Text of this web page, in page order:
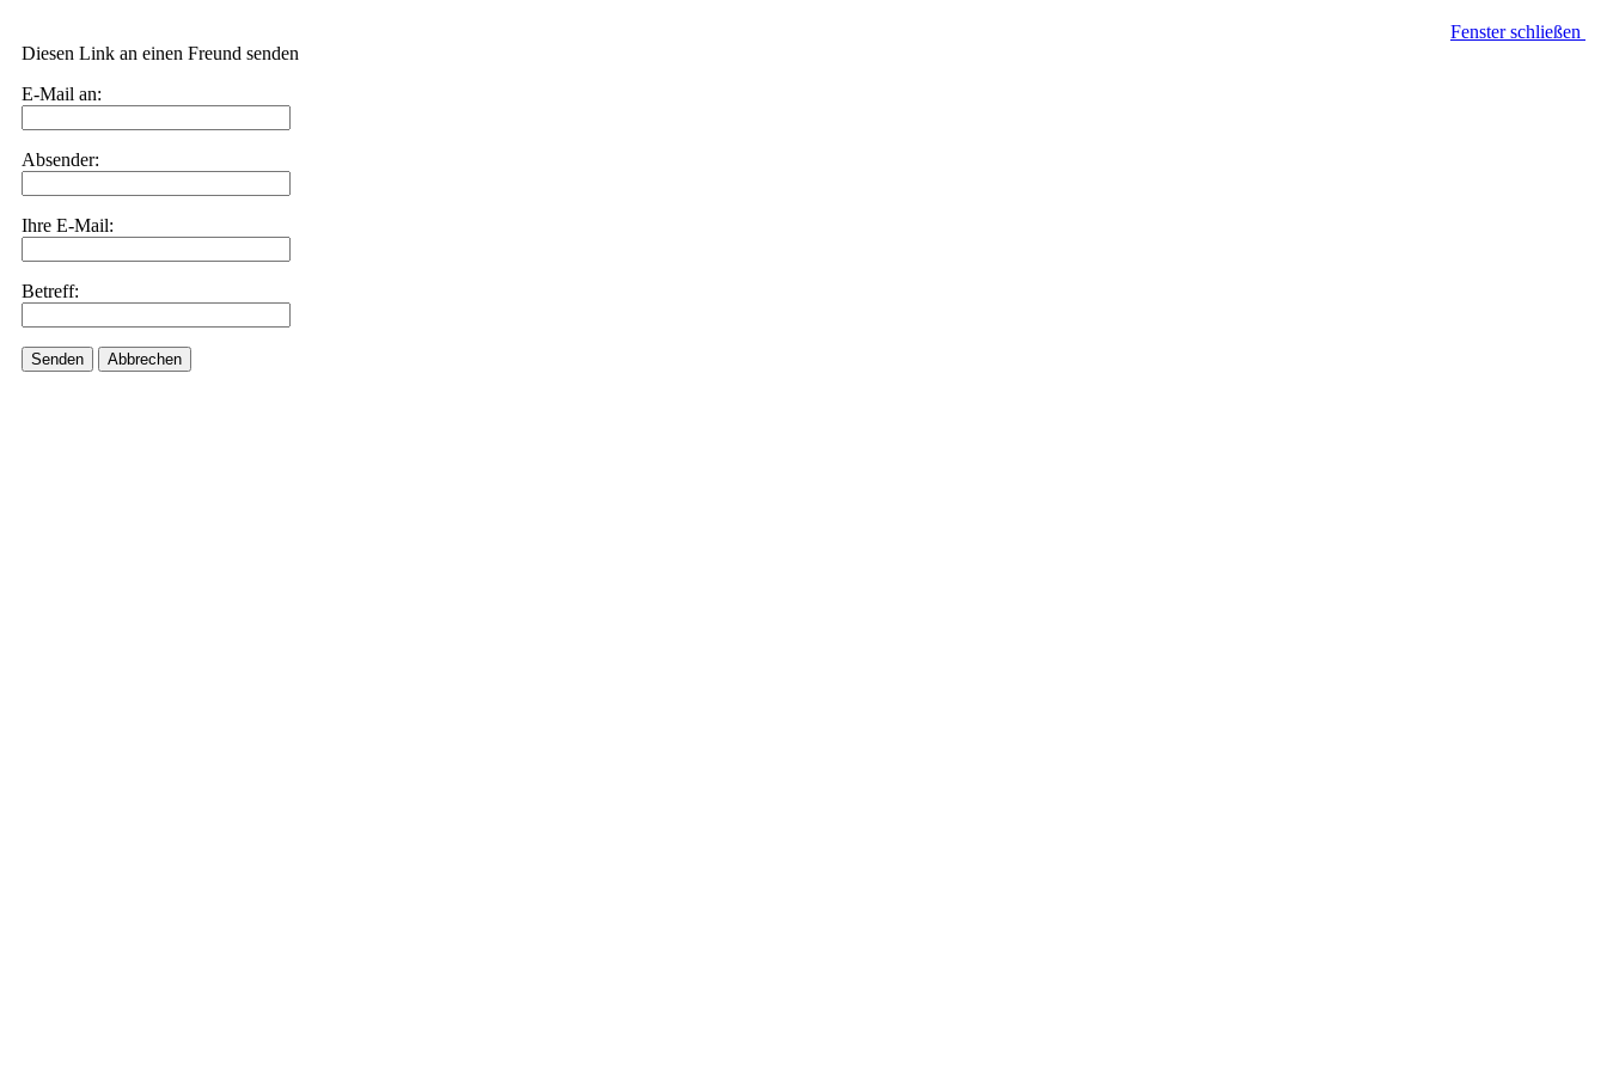
Fenster schließen
Diesen Link an einen Freund senden
E-Mail an:
Absender:
Ihre E-Mail:
Betreff:
Senden Abbrechen